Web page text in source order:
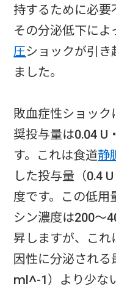
持するために必要
その分泌低下に
圧ショックが引
ました。
敗血症性ショッ
奨投与量は0.04
す。これは食道静
した投与量（0.4
度です。この低用
シン濃度は200〜
昇しますが、こ
因性に分泌される
ml^-1）より少な